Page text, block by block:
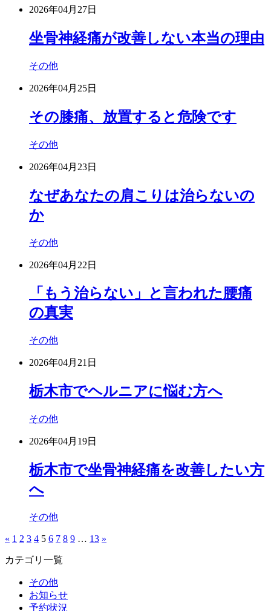
2026年04月27日
坐骨神経痛が改善しない本当の理由
その他
2026年04月25日
その膝痛、放置すると危険です
その他
2026年04月23日
なぜあなたの肩こりは治らないの
か
その他
2026年04月22日
「もう治らない」と言われた腰痛
の真実
その他
2026年04月21日
栃木市でヘルニアに悩む方へ
その他
2026年04月19日
栃木市で坐骨神経痛を改善したい方
へ
その他
« 1 2 3 4 5 6 7 8 9 … 13 »
カテゴリ一覧
その他
お知らせ
予約状況